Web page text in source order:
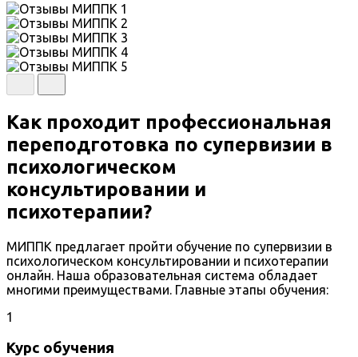
Как проходит профессиональная
переподготовка по супервизии в
психологическом
консультировании и
психотерапии?
МИППК предлагает пройти обучение по супервизии в
психологическом консультировании и психотерапии
онлайн. Наша образовательная система обладает
многими преимуществами. Главные этапы обучения:
1
Курс обучения